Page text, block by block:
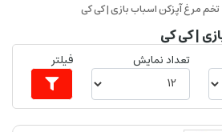
تخم مرغ آپزکن اسباب بازی | کی کی
| کی کی
تعداد نمایش فیلتر